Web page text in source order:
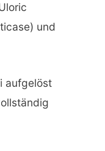
und
aufgelöst